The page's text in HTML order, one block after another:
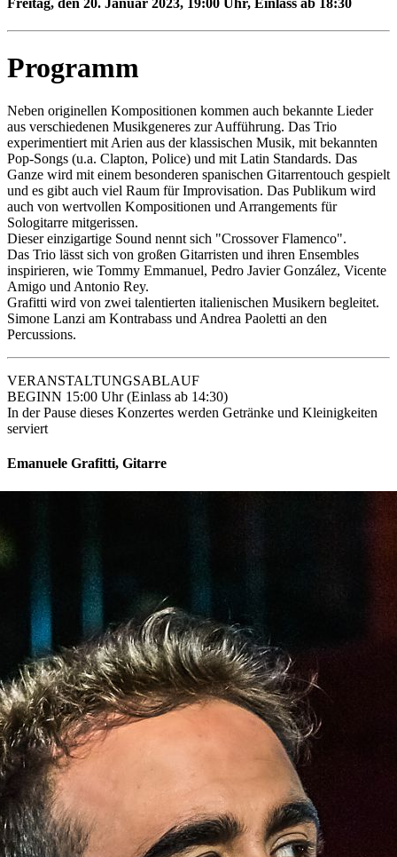
Programm
Neben originellen Kompositionen kommen auch bekannte Lieder
aus verschiedenen Musikgeneres zur Aufführung. Das Trio
experimentiert mit Arien aus der klassischen Musik, mit bekannten
Pop-Songs (u.a. Clapton, Police) und mit Latin Standards. Das
Ganze wird mit einem besonderen spanischen Gitarrentouch gespielt
und es gibt auch viel Raum für Improvisation. Das Publikum wird
auch von wertvollen Kompositionen und Arrangements für
Sologitarre mitgerissen.
Dieser einzigartige Sound nennt sich "Crossover Flamenco".
Das Trio lässt sich von großen Gitarristen und ihren Ensembles
inspirieren, wie Tommy Emmanuel, Pedro Javier González, Vicente
Amigo und Antonio Rey.
Grafitti wird von zwei talentierten italienischen Musikern begleitet.
Simone Lanzi am Kontrabass und Andrea Paoletti an den
Percussions.
VERANSTALTUNGSABLAUF
BEGINN 15:00 Uhr (Einlass ab 14:30)
In der Pause dieses Konzertes werden Getränke und Kleinigkeiten
serviert
Emanuele Grafitti, Gitarre